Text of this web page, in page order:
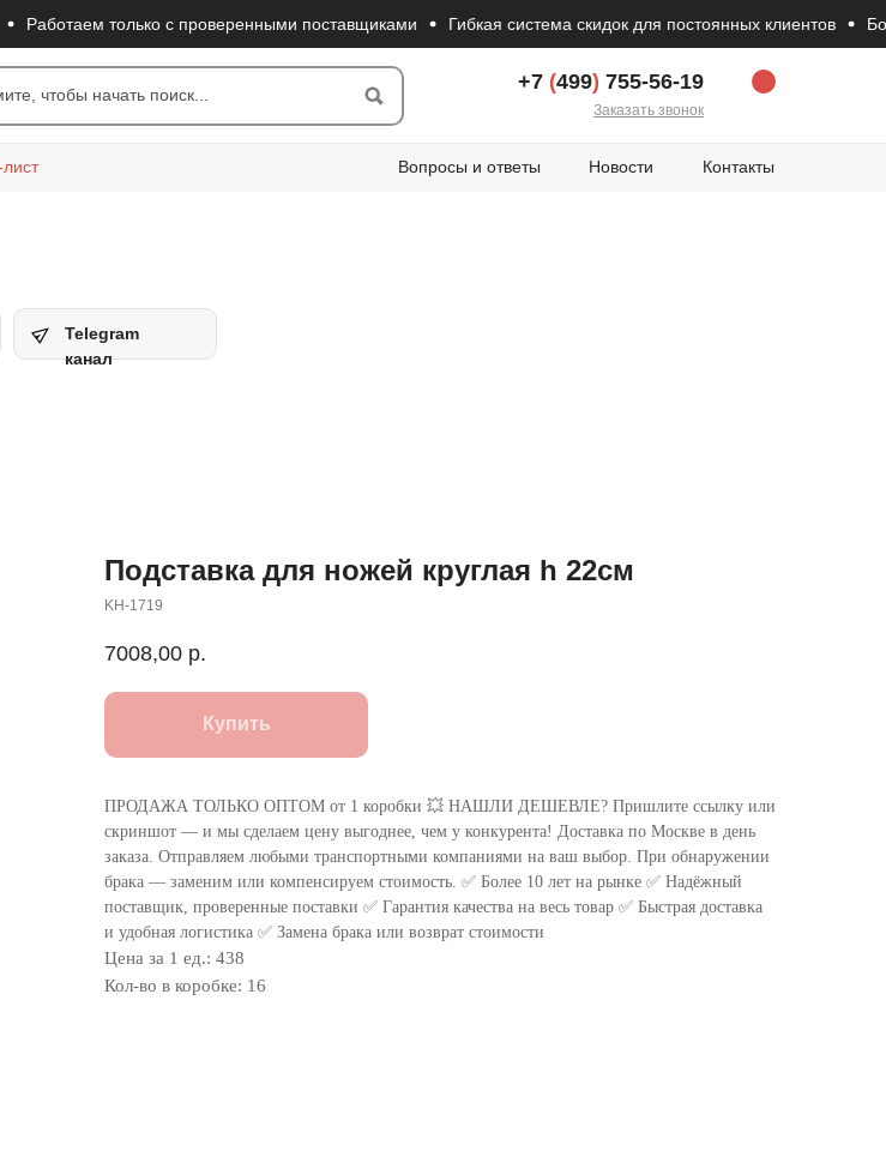
Работаем только с проверенными поставщиками Гибкая система скидок для постоянных клиентов
чтобы начать поиск...
+7 (499) 755-56-19
Заказать звонок
Вопросы и ответы Новости Контакты
Telegram
канал
Подставка для ножей круглая h 22см
KH-1719
7008,00 р.
Купить
ПРОДАЖА ТОЛЬКО ОПТОМ от 1 коробки 💥 НАШЛИ ДЕШЕВЛЕ? Пришлите ссылку или
скриншот — и мы сделаем цену выгоднее, чем у конкурента! Доставка по Москве в день
заказа. Отправляем любыми транспортными компаниями на ваш выбор. При обнаружении
брака — заменим или компенсируем стоимость. ✅ Более 10 лет на рынке ✅ Надёжный
поставщик, проверенные поставки ✅ Гарантия качества на весь товар ✅ Быстрая доставка
и удобная логистика ✅ Замена брака или возврат стоимости
Цена за 1 ед.: 438
Кол-во в коробке: 16